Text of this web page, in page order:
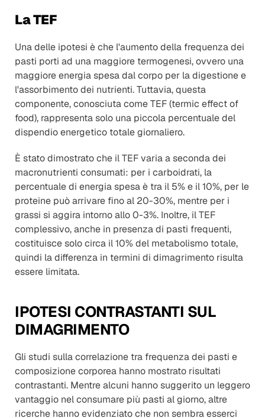
La TEF
Una delle ipotesi è che l'aumento della frequenza dei
pasti porti ad una maggiore termogenesi, ovvero una
maggiore energia spesa dal corpo per la digestione e
l'assorbimento dei nutrienti. Tuttavia, questa
componente, conosciuta come TEF (termic effect of
food), rappresenta solo una piccola percentuale del
dispendio energetico totale giornaliero.
È stato dimostrato che il TEF varia a seconda dei
macronutrienti consumati: per i carboidrati, la
percentuale di energia spesa è tra il 5% e il 10%, per le
proteine può arrivare fino al 20-30%, mentre per i
grassi si aggira intorno allo 0-3%. Inoltre, il TEF
complessivo, anche in presenza di pasti frequenti,
costituisce solo circa il 10% del metabolismo totale,
quindi la differenza in termini di dimagrimento risulta
essere limitata.
IPOTESI CONTRASTANTI SUL
DIMAGRIMENTO
Gli studi sulla correlazione tra frequenza dei pasti e
composizione corporea hanno mostrato risultati
contrastanti. Mentre alcuni hanno suggerito un leggero
vantaggio nel consumare più pasti al giorno, altre
ricerche hanno evidenziato che non sembra esserci